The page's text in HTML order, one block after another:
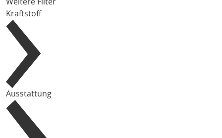
Weitere Filter
Kraftstoff
Ausstattung